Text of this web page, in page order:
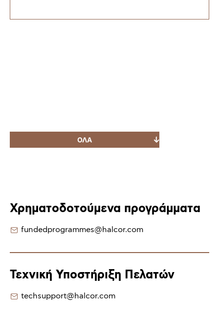
Χρηματοδοτούμενα προγράμματα
fundedprogrammes@halcor.com
Τεχνική Υποστήριξη Πελατών
techsupport@halcor.com